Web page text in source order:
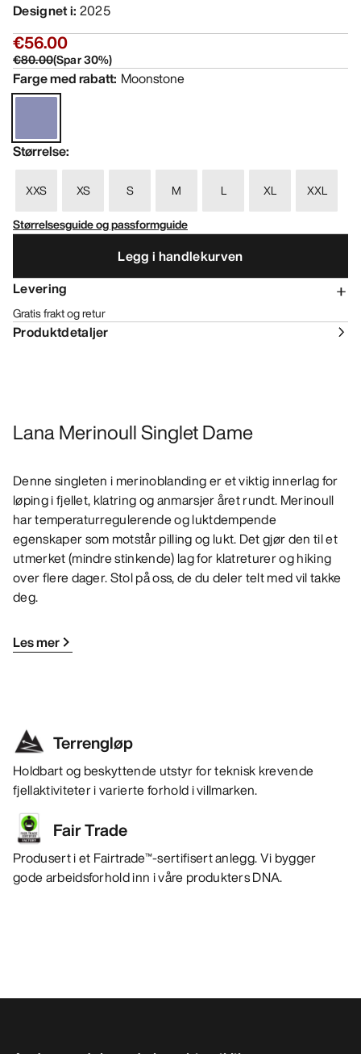
Designet i: 2025
€56.00
€80.00(Spar30%)
Farge med rabatt: Moonstone
Størrelse:
XXS XS S M L XL
XXL
Størrelsesguide og passformguide
Legg i handlekurven
Levering
Gratis frakt og retur
Produktdetaljer
Lana Merinoull Singlet Dame
Denne singleten i merinoblanding er et viktig innerlag for
løping i fjellet, klatring og anmarsjer året rundt. Merinoull
har temperaturregulerende og luktdempende
egenskaper som motstår pilling og lukt. Det gjør den til et
utmerket (mindre stinkende) lag for klatreturer og hiking
over flere dager. Stol på oss, de du deler telt med vil takke
deg.
Les mer
Terrengløp
Holdbart og beskyttende utstyr for teknisk krevende
fjellaktiviteter i varierte forhold i villmarken.
Fair Trade
Produsert i et Fairtrade™-sertifisert anlegg. Vi bygger
gode arbeidsforhold inn i våre produkters DNA.